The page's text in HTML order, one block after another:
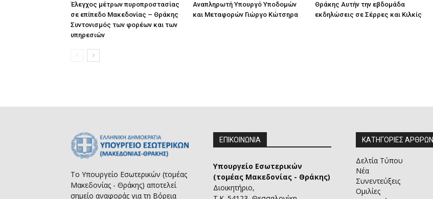
Έλεγχος μέτρων πυροπροστασίας
σε επίπεδο Μακεδονίας – Θράκης
Συντονισμός των φορέων και των
υπηρεσιών
Αναπληρωτή Υπουργό Υποδομών
και Μεταφορών Γιώργο Κώτσηρα
Θράκης Αυτήν την εβδομάδα
εκδηλώσεις σε Σέρρες και Κιλκίς
Το Υπουργείο Εσωτερικών (τομέας
Μακεδονίας - Θράκης) αποτελεί
σημείο αναφοράς για τη Βόρεια
ΕΠΙΚΟΙΝΩΝΙΑ
Υπουργείο Εσωτερικών
(τομέας Μακεδονίας - Θράκης)
Διοικητήριο,
ΚΑΤΗΓΟΡΙΕΣ ΑΡΘΡΩΝ
Δελτία Τύπου
Νέα
Συνεντεύξεις
Ομιλίες